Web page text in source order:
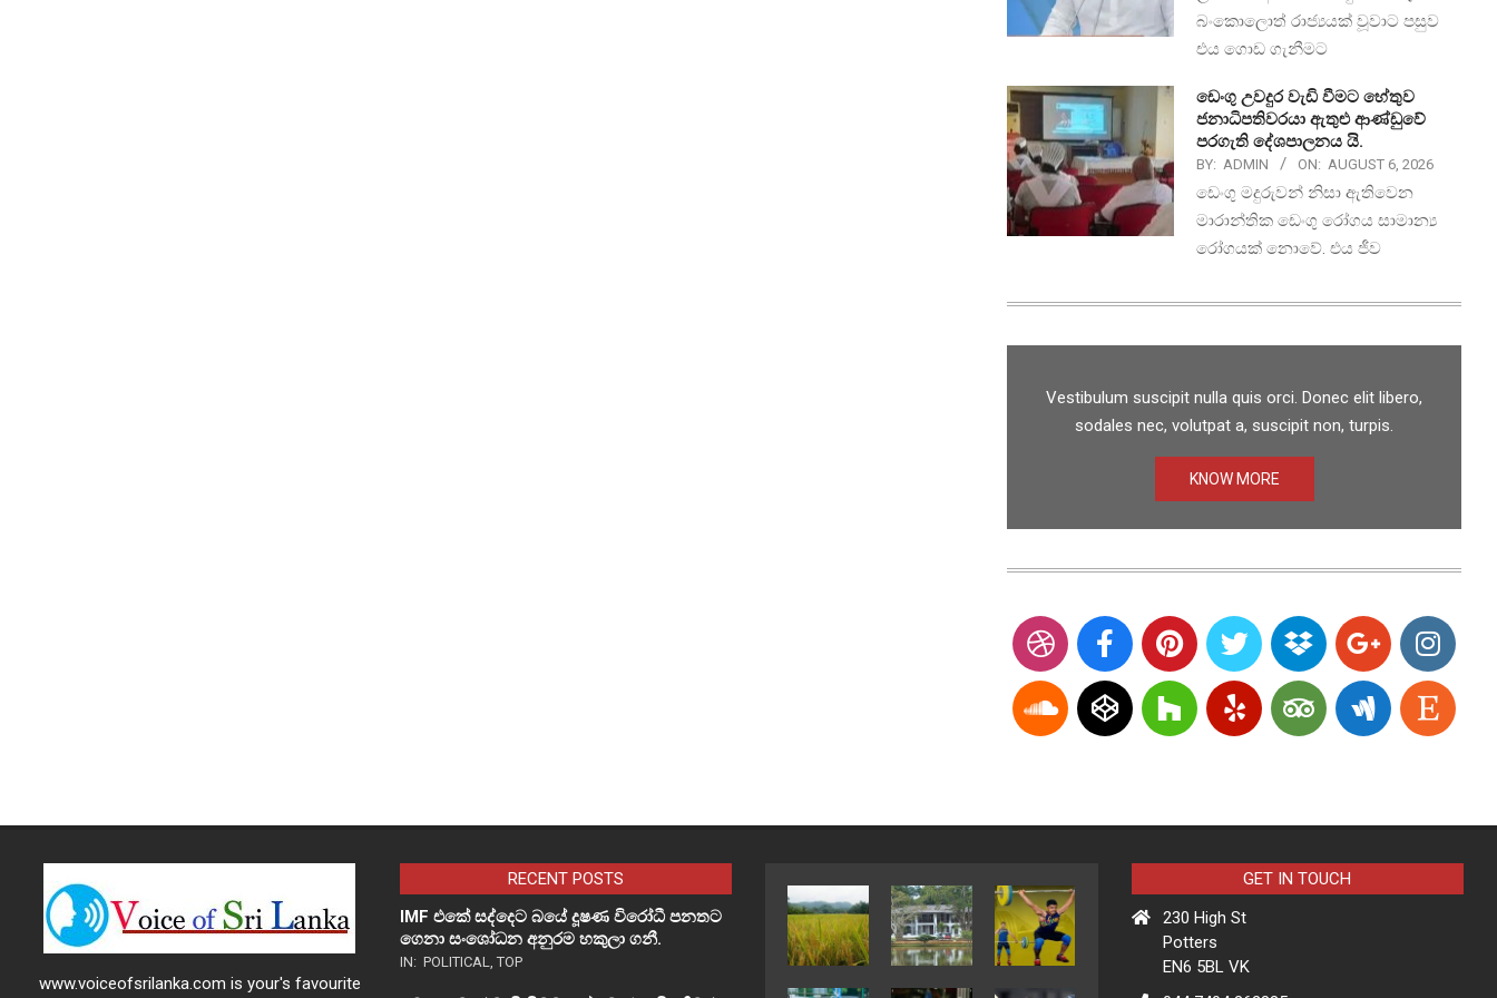
බංකොලොත් රාජ්‍යයක් වූවාට පසුව
එය ගොඩ ගැනීමට
ඩෙංගු උවදුර වැඩි වීමට හේතුව
ජනාධිපතිවරයා ඇතුළු ආණ්ඩුවේ
පරගැති දේශපාලනය යි.
BY: ADMIN ON: AUGUST 6, 2026
ඩෙංගු මදුරුවන් නිසා ඇතිවෙන
මාරාන්තික ඩෙංගු රෝගය සාමාන්‍ය
රෝගයක් නොවේ. එය ජීව
Vestibulum suscipit nulla quis orci. Donec elit libero,
sodales nec, volutpat a, suscipit non, turpis.
KNOW MORE
www.voiceofsrilanka.com is your's favourite
RECENT POSTS
IMF එකේ සද්දෙට බයේ දූෂණ විරෝධී පනතට
ගෙනා සංශෝධන අනුරම හකුලා ගනී.
IN: POLITICAL TOP
GET IN TOUCH
230 High St
Potters
EN6 5BL VK